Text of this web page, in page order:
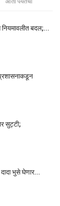
नियमावलीत बदल;...
प्रशासनाकडून
सुट्टी;
दादा भुसे घेणार...